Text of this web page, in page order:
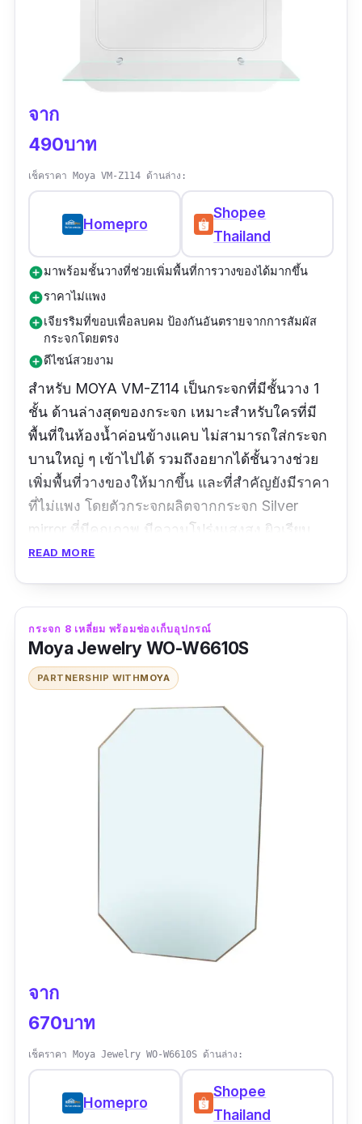
จาก
490บาท
เช็คราคา Moya VM-Z114 ด้านล่าง:
Homepro
Shopee
Thailand
add_circleมาพร้อมชั้นวางที่ช่วยเพิ่มพื้นที่การวางของได้มากขึ้น
add_circleราคาไม่แพง
add_circleเจียรริมที่ขอบเพื่อลบคม ป้องกันอันตรายจากการสัมผัส
กระจกโดยตรง
add_circleดีไซน์สวยงาม
สำหรับ MOYA VM-Z114 เป็นกระจกที่มีชั้นวาง 1
ชั้น ด้านล่างสุดของกระจก เหมาะสำหรับใครที่มี
พื้นที่ในห้องน้ำค่อนข้างแคบ ไม่สามารถใส่กระจก
บานใหญ่ ๆ เข้าไปได้ รวมถึงอยากได้ชั้นวางช่วย
เพิ่มพื้นที่วางของให้มากขึ้น และที่สำคัญยังมีราคา
ที่ไม่แพง โดยตัวกระจกผลิตจากกระจก Silver
mirror ที่มีคุณภาพ มีความโปร่งแสงสูง ผิวเรียบ
สนิท และเงางาม นอกจากในเรื่องของประโยชน์
READ MORE
กระจก 8 เหลี่ยม พร้อมช่องเก็บอุปกรณ์
Moya Jewelry WO-W6610S
PARTNERSHIP WITHMOYA
จาก
670บาท
เช็คราคา Moya Jewelry WO-W6610S ด้านล่าง:
Homepro
Shopee
Thailand